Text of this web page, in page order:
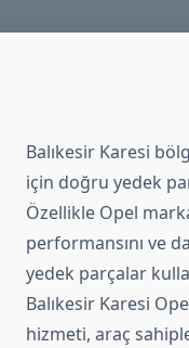
Balıkesir Karesi
için doğru yedek
Özellikle Opel
performansını ve
yedek parçalar
Balıkesir Karesi
hizmeti, araç